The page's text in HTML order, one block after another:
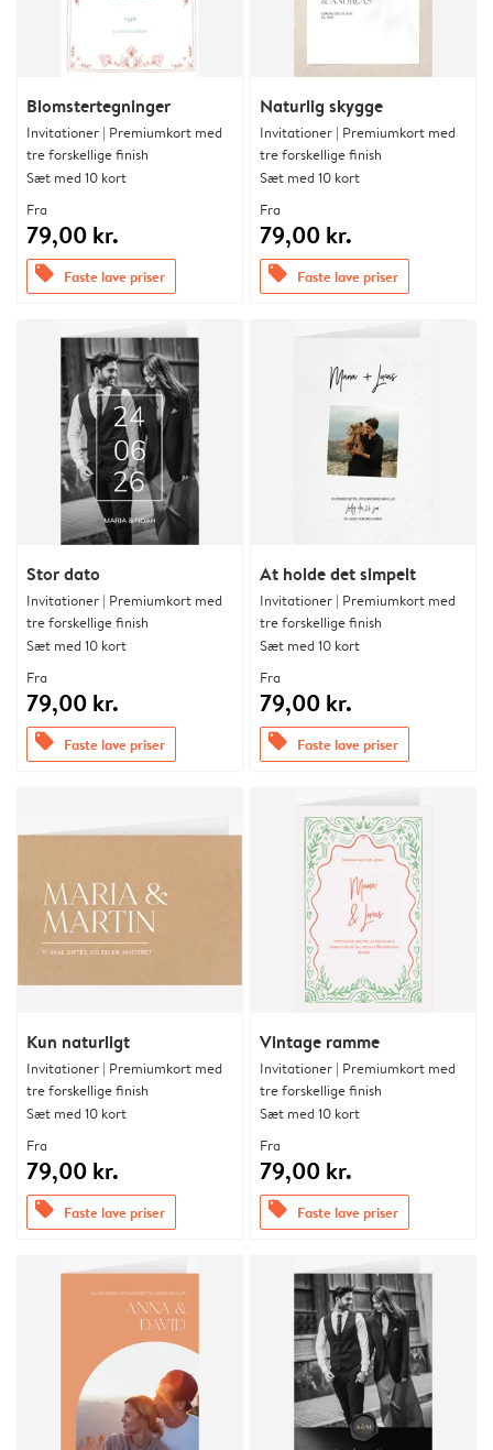
Blomstertegninger
Invitationer | Premiumkort med
tre forskellige finish
Sæt med 10 kort
Fra
79,00 kr.
offers Faste lave priser
Naturlig skygge
Invitationer | Premiumkort med
tre forskellige finish
Sæt med 10 kort
Fra
79,00 kr.
offers Faste lave priser
Stor dato
Invitationer | Premiumkort med
tre forskellige finish
Sæt med 10 kort
Fra
79,00 kr.
offers Faste lave priser
At holde det simpelt
Invitationer | Premiumkort med
tre forskellige finish
Sæt med 10 kort
Fra
79,00 kr.
offers Faste lave priser
Kun naturligt
Invitationer | Premiumkort med
tre forskellige finish
Sæt med 10 kort
Fra
79,00 kr.
offers Faste lave priser
Vintage ramme
Invitationer | Premiumkort med
tre forskellige finish
Sæt med 10 kort
Fra
79,00 kr.
offers Faste lave priser